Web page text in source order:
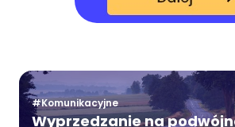
#Komunikacyjne
Wyprzedzanie na